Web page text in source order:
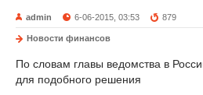
admin 6-06-2015, 03:53 879
Новости финансов
По словам главы ведомства в
для подобного решения